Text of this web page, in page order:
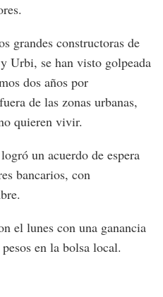
grandes constructoras de
Urbi, se han visto golpeada
dos años por
de las zonas urbanas,
quieren vivir.
un acuerdo de espera
bancarios, con
el lunes con una ganancia
en la bolsa local.